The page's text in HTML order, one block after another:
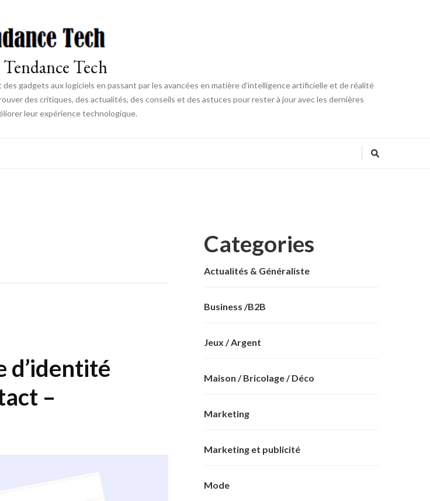
Tech
gadgets aux logiciels en passant par les avancées en matière d'intelligence artificielle et de réalité
des critiques, des actualités, des conseils et des astuces pour rester à jour avec les dernières
leur expérience technologique.
d’identité
–
Categories
Actualités & Généraliste
Business /B2B
Jeux / Argent
Maison / Bricolage / Déco
Marketing
Marketing et publicité
Mode